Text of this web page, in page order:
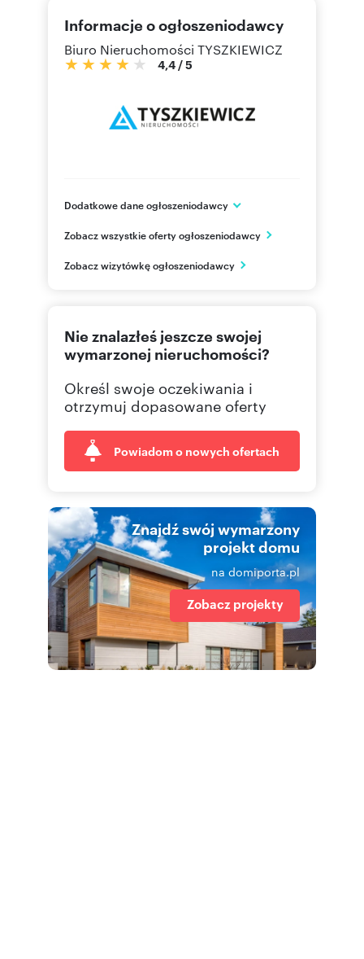
Informacje o ogłoszeniodawcy
Biuro Nieruchomości TYSZKIEWICZ
4,4 /5
Dodatkowe dane ogłoszeniodawcy
Gdańsk
PL
Zobacz wszystkie oferty ogłoszeniodawcy
Zobacz wizytówkę ogłoszeniodawcy
Nie znalazłeś jeszcze swojej
wymarzonej nieruchomości?
Określ swoje oczekiwania i
otrzymuj dopasowane oferty
Powiadom o nowych ofertach
Znajdź swój wymarzony
projekt domu
na domiporta.pl
Zobacz projekty